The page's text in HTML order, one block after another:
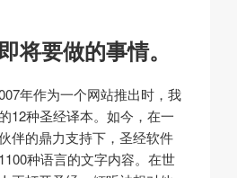
将要做的事情。
年作为一个网站推出时，我
12种圣经译本。如今，在一
伴的鼎力支持下，圣经软件
种语言的文字内容。在世